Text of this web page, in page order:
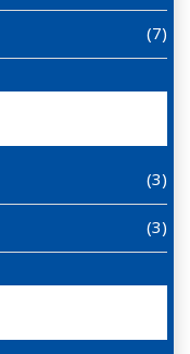
(7)
(3)
(3)